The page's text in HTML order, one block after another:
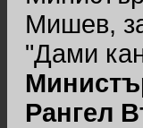
Мишев,
"Дами
Рангел